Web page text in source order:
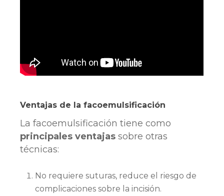
Ventajas de la facoemulsificación
La facoemulsificación tiene como
principales ventajas sobre otras
técnicas:
No requiere suturas, reduce el riesgo de
complicaciones sobre la incisión.